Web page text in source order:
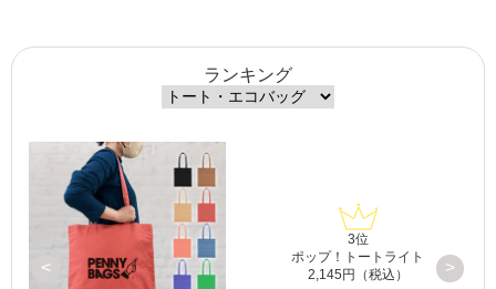
ランキング
<
3位
ポップ！トートライト
2,145円（税込）
>